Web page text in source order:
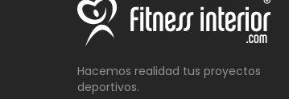
Hacemos realidad tus proyectos
deportivos.